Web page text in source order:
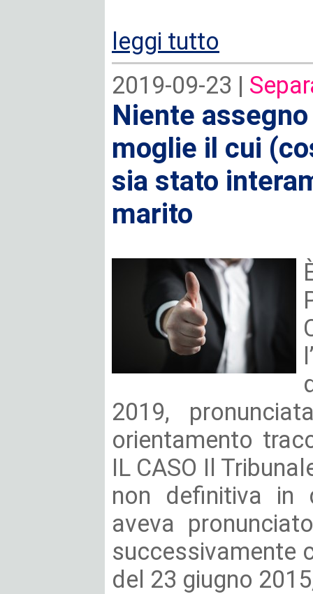
leggi tutto
2019-09-23 |
Niente
moglie il cui
sia stato
marito
2019,
orientamento
IL CASO Il
non definitiva in
aveva
successivamente
del 23 giugno